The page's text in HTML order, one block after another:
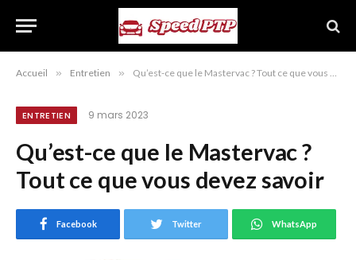
Accueil » Entretien » Qu’est-ce que le Mastervac ? Tout ce que vous devez savoir
ENTRETIEN 9 mars 2023
Qu’est-ce que le Mastervac ?
Tout ce que vous devez savoir
Facebook Twitter WhatsApp